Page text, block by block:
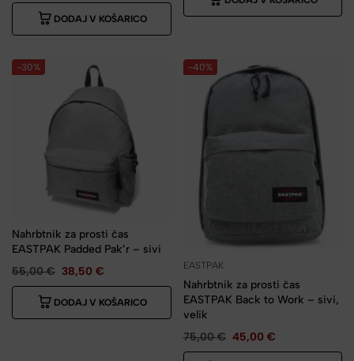
DODAJ V KOŠARICO
-30%
Nahrbtnik za prosti čas
EASTPAK Padded Pak’r – sivi
55,00€ 38,50 €
DODAJ V KOŠARICO
-40%
EASTPAK
Nahrbtnik za prosti čas
EASTPAK Back to Work – sivi,
velik
75,00€ 45,00 €